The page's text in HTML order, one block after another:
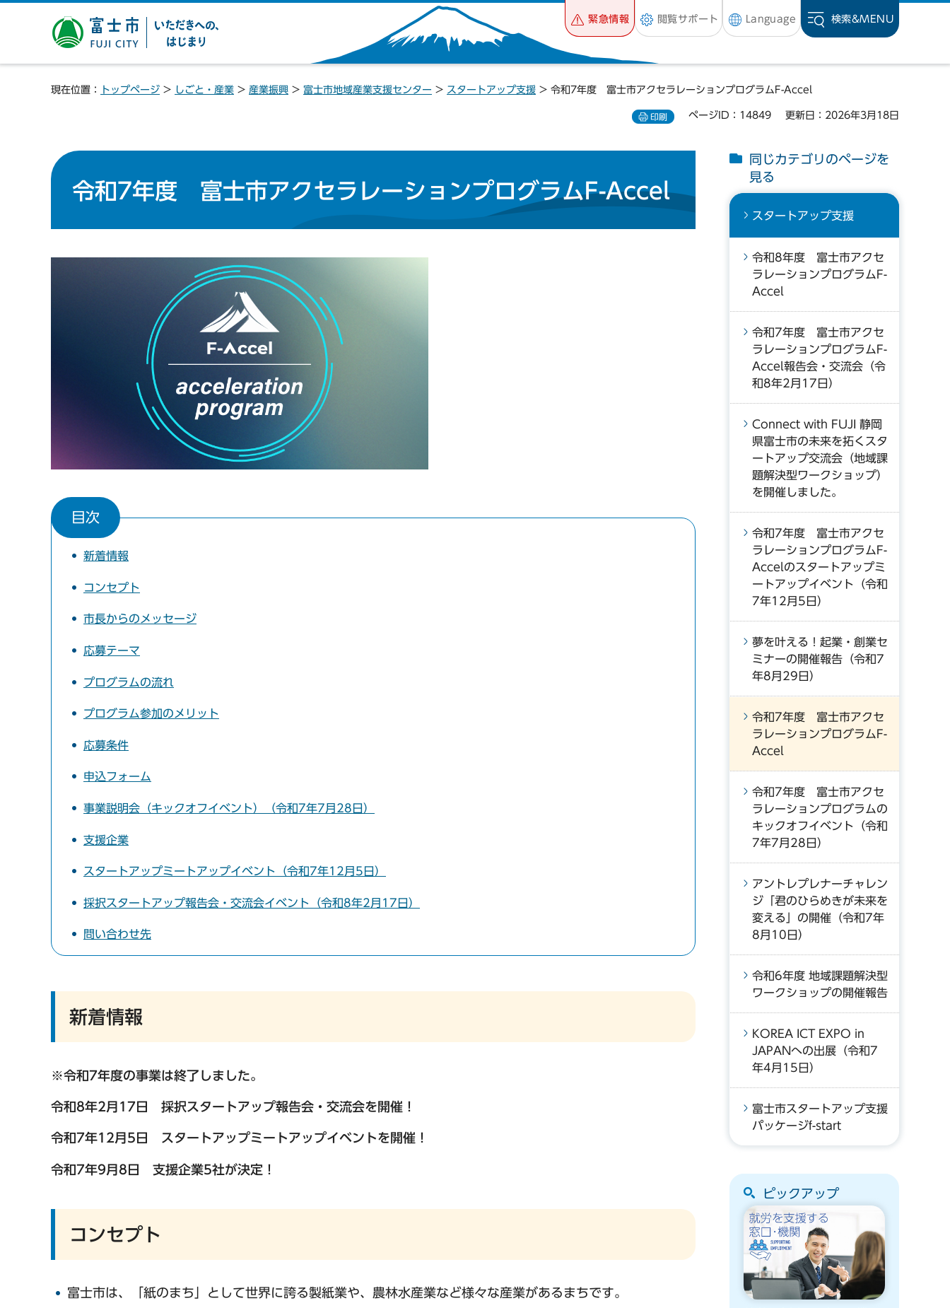
富士市 いただきへの、は
じまり
緊急情報 閲覧サポート Language 検索&MENU
現在位置： トップページ > しごと・産業 > 産業振興 > 富士市地域産業支援センター > スタートアップ支援 > 令和7年度 富士市アクセラレーションプログラムF-Accel
印刷 ページID：14849 更新日：2026年3月18日
令和7年度 富士市アクセラレーションプログラムF-Accel
目次
新着情報
コンセプト
市長からのメッセージ
応募テーマ
プログラムの流れ
プログラム参加のメリット
応募条件
申込フォーム
事業説明会（キックオフイベント）（令和7年7月28日）
支援企業
スタートアップミートアップイベント（令和7年12月5日）
採択スタートアップ報告会・交流会イベント（令和8年2月17日）
問い合わせ先
新着情報
※令和7年度の事業は終了しました。
令和8年2月17日 採択スタートアップ報告会・交流会を開催！
令和7年12月5日 スタートアップミートアップイベントを開催！
令和7年9月8日 支援企業5社が決定！
コンセプト
富士市は、「紙のまち」として世界に誇る製紙業や、農林水産業など様々な産業があるまちです。
同じカテゴリのページを
見る
スタートアップ支援
令和8年度 富士市アクセ
ラレーションプログラムF-
Accel
令和7年度 富士市アクセ
ラレーションプログラムF-
Accel報告会・交流会（令
和8年2月17日）
Connect with FUJI 静岡
県富士市の未来を拓くスタ
ートアップ交流会（地域課
題解決型ワークショップ）
を開催しました。
令和7年度 富士市アクセ
ラレーションプログラムF-
Accelのスタートアップミ
ートアップイベント（令和
7年12月5日）
夢を叶える！起業・創業セ
ミナーの開催報告（令和7
年8月29日）
令和7年度 富士市アクセ
ラレーションプログラムF-
Accel
令和7年度 富士市アクセ
ラレーションプログラムの
キックオフイベント（令和
7年7月28日）
アントレプレナーチャレン
ジ「君のひらめきが未来を
変える」の開催（令和7年
8月10日）
令和6年度 地域課題解決型
ワークショップの開催報告
KOREA ICT EXPO in
JAPANへの出展（令和7
年4月15日）
富士市スタートアップ支援
パッケージf-start
ピックアップ